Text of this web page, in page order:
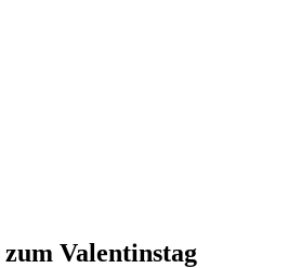
Valentinstag